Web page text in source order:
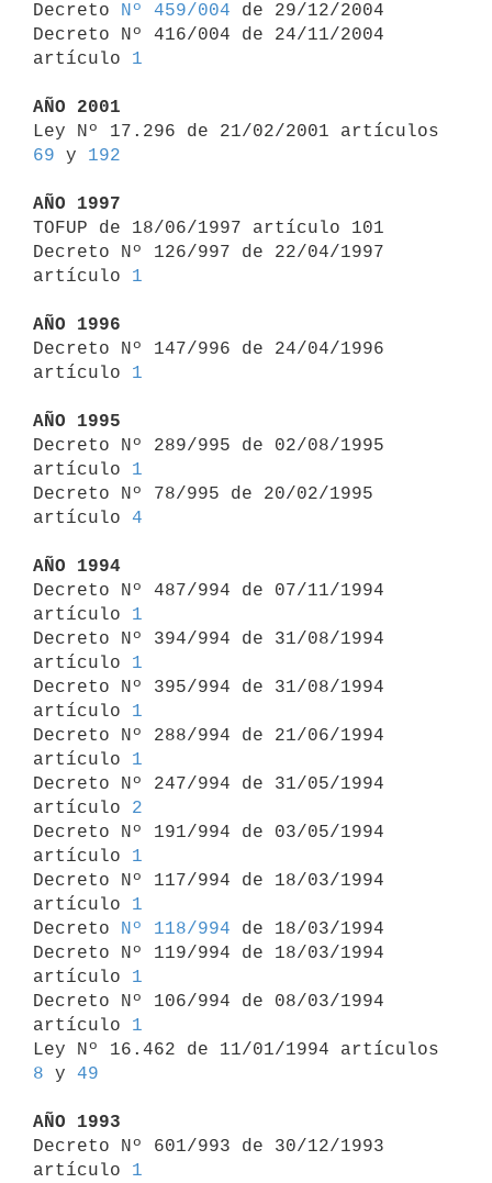
Decreto
Nº 459/004 de 29/12/2004
Decreto Nº 416/004 de 24/11/2004
artículo 1
AÑO 2001
69 y 192
AÑO 1997
TOFUP de 18/06/1997 artículo 101
Decreto Nº 126/997 de 22/04/1997
artículo 1
AÑO 1996
Decreto Nº 147/996 de 24/04/1996
artículo 1
AÑO 1995
Decreto Nº 289/995 de 02/08/1995
artículo 1
Decreto Nº 78/995 de 20/02/1995
artículo 4
AÑO 1994
Decreto Nº 487/994 de 07/11/1994
artículo 1
Decreto Nº 394/994 de 31/08/1994
artículo 1
Decreto Nº 395/994 de 31/08/1994
artículo 1
Decreto Nº 288/994 de 21/06/1994
artículo 1
Decreto Nº 247/994 de 31/05/1994
artículo 2
Decreto Nº 191/994 de 03/05/1994
artículo 1
Decreto Nº 117/994 de 18/03/1994
artículo 1
Decreto
Nº 118/994 de 18/03/1994
Decreto Nº 119/994 de 18/03/1994
artículo 1
Decreto Nº 106/994 de 08/03/1994
artículo 1
8 y 49
AÑO 1993
Decreto Nº 601/993 de 30/12/1993
artículo 1